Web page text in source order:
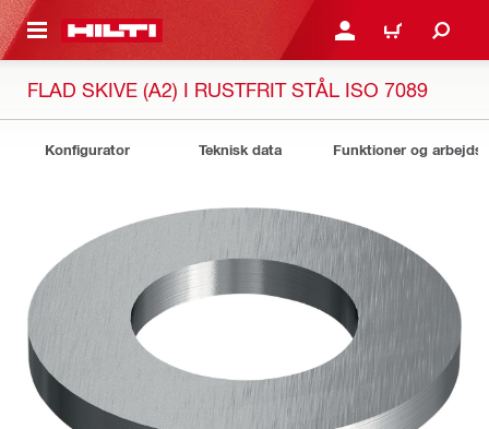
HOVEDINDHOLD LOG IND ELLER
INDKØBSKURV
FLAD SKIVE (A2) I RUSTFRIT STÅL ISO 7089
Konfigurator Teknisk data Funktioner og